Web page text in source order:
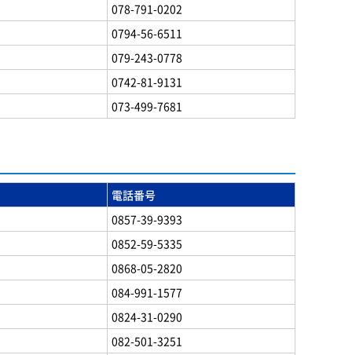
078-791-0202
0794-56-6511
079-243-0778
0742-81-9131
073-499-7681
電話番号
0857-39-9393
0852-59-5335
0868-05-2820
084-991-1577
0824-31-0290
082-501-3251